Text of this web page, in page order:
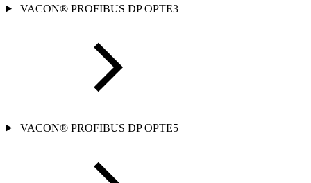
VACON® PROFIBUS DP OPTE3
VACON® PROFIBUS DP OPTE5